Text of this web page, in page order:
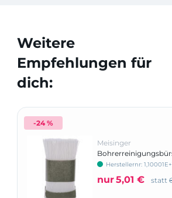
Weitere
Empfehlungen für
dich:
-24 %
Meisinger
Herstellernr:
nur5,01 € statt